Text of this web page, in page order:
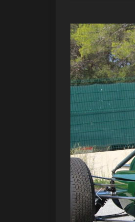
Précédent